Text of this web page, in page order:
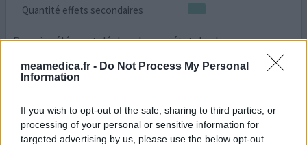
meamedica.fr - Do Not Process My Personal
Information
If you wish to opt-out of the sale, sharing to third parties, or
processing of your personal or sensitive information for
targeted advertising by us, please use the below opt-out
Quantité effets secondaires
Premier élément déclencheur « état de choc » avec mon
premier employeur à 17 ans c’est vers cet âge là que ça
débute en général. Ca commence par une dépression,
puis ça va jusqu’à la crise psychotique quand c’est pas
je détestais ça et au bout de 8 ans je me suis dit bon allez
j’arrête.. Parce que oui cela peut arr...lire la suite